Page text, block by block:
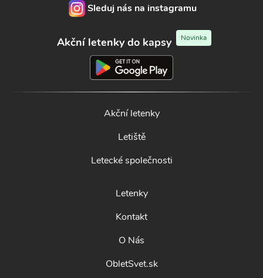
Sleduj nás na instagramu
Akční letenky do kapsy Novinka
Akční letenky
Letiště
Letecké společnosti
Letenky
Kontakt
O Nás
ObletSvet.sk